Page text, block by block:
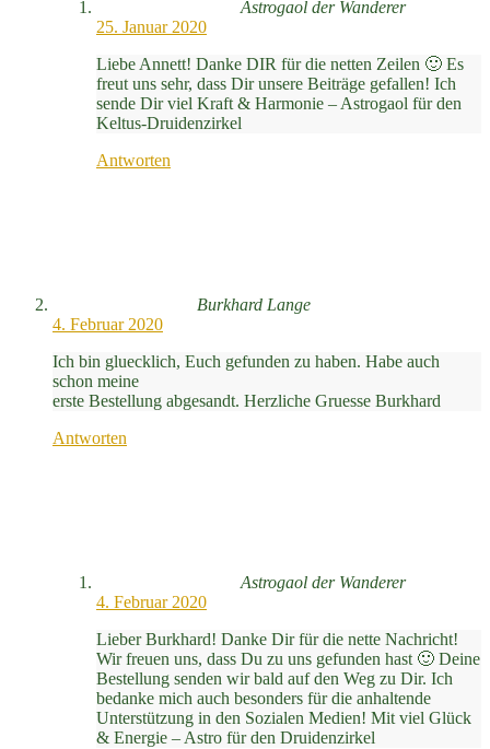
Astrogaol der Wanderer
25. Januar 2020
Liebe Annett! Danke DIR für die netten Zeilen 🙂 Es
freut uns sehr, dass Dir unsere Beiträge gefallen! Ich
sende Dir viel Kraft & Harmonie – Astrogaol für den
Keltus-Druidenzirkel
Antworten
Burkhard Lange
4. Februar 2020
Ich bin gluecklich, Euch gefunden zu haben. Habe auch
schon meine
erste Bestellung abgesandt. Herzliche Gruesse Burkhard
Antworten
Astrogaol der Wanderer
4. Februar 2020
Lieber Burkhard! Danke Dir für die nette Nachricht!
Wir freuen uns, dass Du zu uns gefunden hast 🙂 Deine
Bestellung senden wir bald auf den Weg zu Dir. Ich
bedanke mich auch besonders für die anhaltende
Unterstützung in den Sozialen Medien! Mit viel Glück
& Energie – Astro für den Druidenzirkel